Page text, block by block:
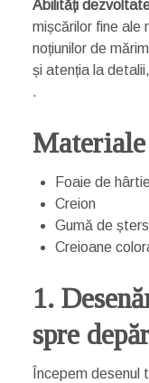
Abilități
mișcărilor fine ale
noțiunilor de
și atenția la
.
Materiale
Foaie de
Creion
Gumă de șters
Creioane
1.
spre
Începem desenul